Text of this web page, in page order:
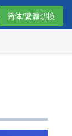
频
简体/繁體切換